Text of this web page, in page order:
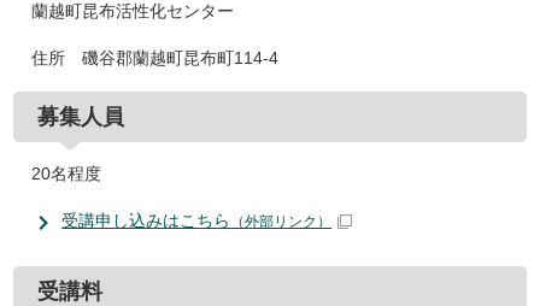
蘭越町昆布活性化センター
住所 磯谷郡蘭越町昆布町114-4
募集人員
20名程度
受講申し込みはこちら （外部リンク）
受講料